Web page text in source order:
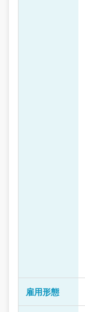
雇用形態